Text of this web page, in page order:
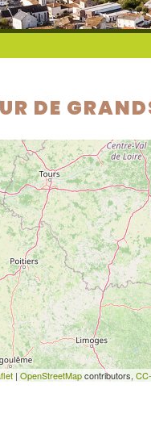
DE
| OpenStreetMapcontributors,